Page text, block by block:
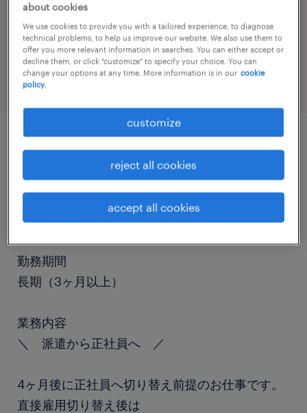
job category
warehousing & distribution
job details
職種
フォークリフト、入出荷
勤務期間
長期（3ヶ月以上）
業務内容
＼ 派遣から正社員へ ／
4ヶ月後に正社員へ切り替え前提のお仕事です。
直接雇用切り替え後は
about cookies
We use cookies to provide you with a tailored experience, to diagnose
technical problems, to help us improve our website. We also use them to
offer you more relevant information in searches. You can either accept or
decline them, or click "customize" to specify your choice. You can
change your options at any time. More information is in our cookie
policy.
customize
reject all cookies
accept all cookies